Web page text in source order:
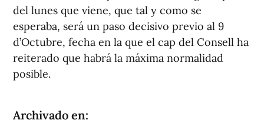
del lunes que viene, que tal y como se
esperaba, será un paso decisivo previo al 9
d’Octubre, fecha en la que el cap del Consell ha
reiterado que habrá la máxima normalidad
posible.
Archivado en: